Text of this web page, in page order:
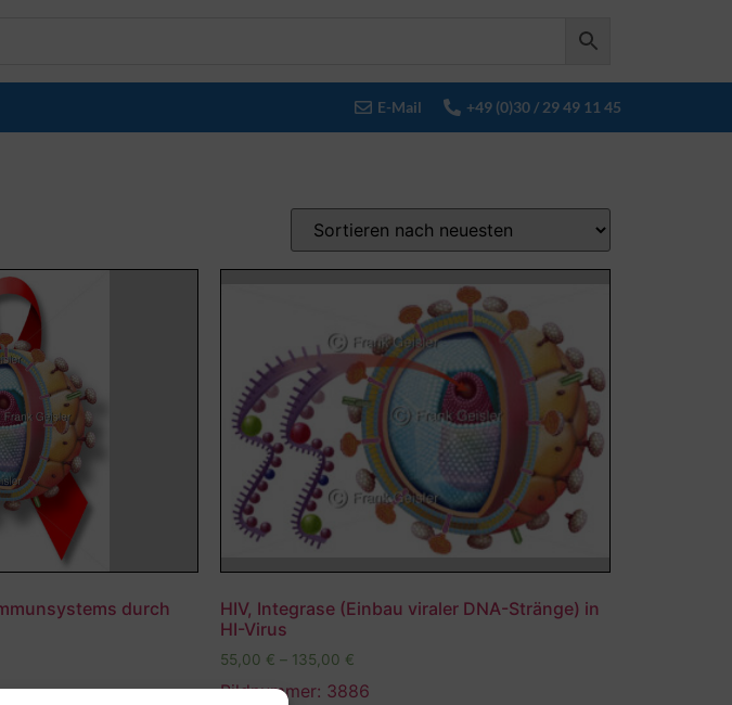
E-Mail +49 (0)30 / 29 49 11 45
durch
HIV, Integrase (Einbau viraler DNA-Stränge) in
HI-Virus
55,00 € – 135,00 €
Bildnummer: 3886